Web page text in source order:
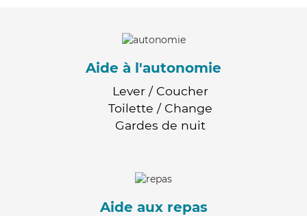
Aide à l'autonomie
Lever / Coucher
Toilette / Change
Gardes de nuit
Aide aux repas